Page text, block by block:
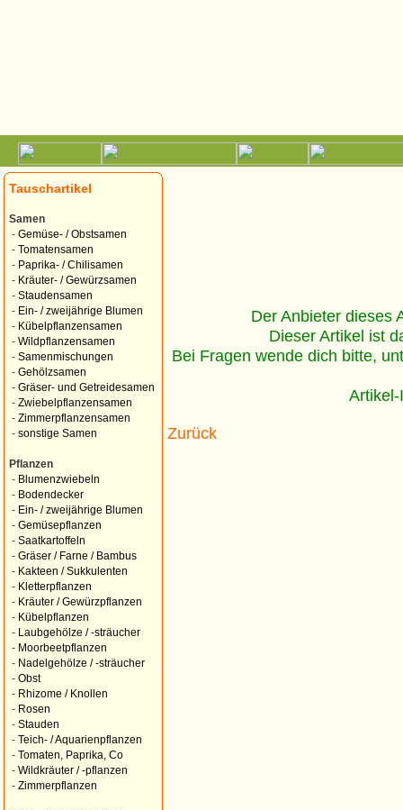
Tauschartikel
Samen
- Gemüse- / Obstsamen
- Tomatensamen
- Paprika- / Chilisamen
- Kräuter- / Gewürzsamen
- Staudensamen
- Ein- / zweijährige Blumen
- Kübelpflanzensamen
- Wildpflanzensamen
- Samenmischungen
- Gehölzsamen
- Gräser- und Getreidesamen
- Zwiebelpflanzensamen
- Zimmerpflanzensamen
- sonstige Samen
Pflanzen
- Blumenzwiebeln
- Bodendecker
- Ein- / zweijährige Blumen
- Gemüsepflanzen
- Saatkartoffeln
- Gräser / Farne / Bambus
- Kakteen / Sukkulenten
- Kletterpflanzen
- Kräuter / Gewürzpflanzen
- Kübelpflanzen
-
Laubgehölze / -sträucher
- Moorbeetpflanzen
- Nadelgehölze / -sträucher
- Obst
- Rhizome / Knollen
- Rosen
- Stauden
- Teich- / Aquarienpflanzen
- Tomaten, Paprika, Co
- Wildkräuter / -pflanzen
- Zimmerpflanzen
Der Anbieter dieses
Dieser Artikel ist
Bei Fragen wende dich bitte,
Zurück